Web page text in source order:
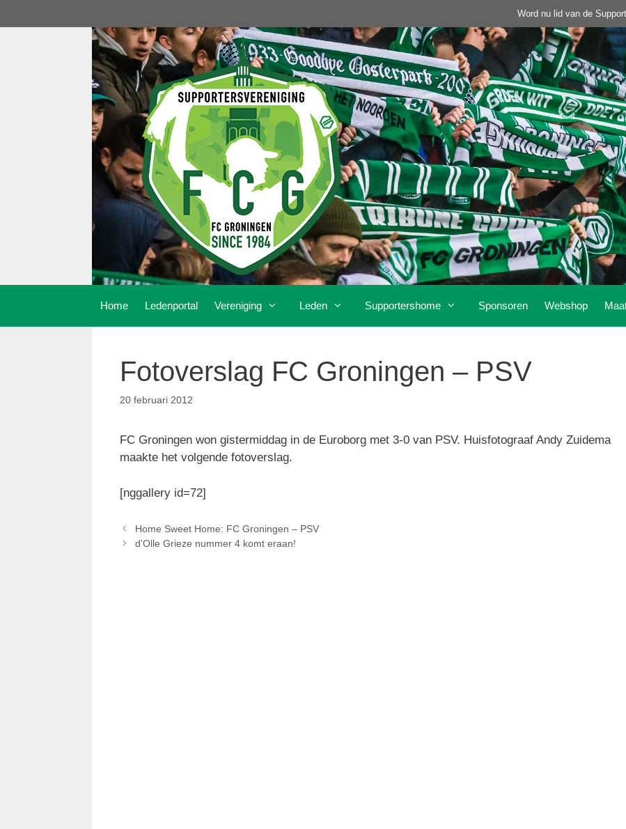
naar
Word nu lid van de
Home Ledenportal Vereniging Leden Supportershome Sponsoren Webshop
Fotoverslag FC Groningen – PSV
20 februari 2012
FC Groningen won gistermiddag in de Euroborg met 3-0 van PSV. Huisfotograaf Andy Zuidema
maakte het volgende fotoverslag.
[nggallery id=72]
Home Sweet Home: FC Groningen – PSV
d’Olle Grieze nummer 4 komt eraan!